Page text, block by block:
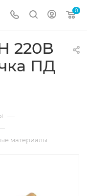
0
220В
ПД
—
материалы